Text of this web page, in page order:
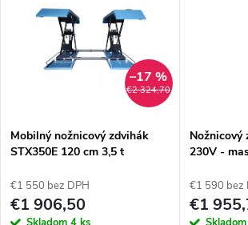
€2 324,70
–17 %
Mobilný nožnicový zdvihák
STX350E 120 cm 3,5 t
€1 550 bez DPH
€1 906,50
Nožnicový
230V -
cm -
západky-
€1 590 bez
€1